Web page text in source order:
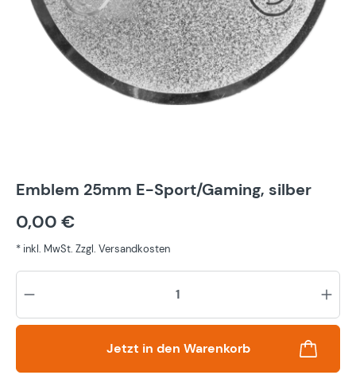
Emblem 25mm E-Sport/Gaming, silber
0,00 €
* inkl. MwSt. Zzgl. Versandkosten
Jetzt in den Warenkorb